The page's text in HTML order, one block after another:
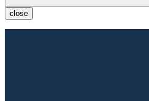
close